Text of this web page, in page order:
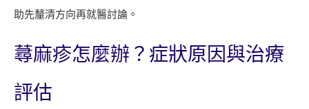
助先釐清方向再就醫討論。
蕁麻疹怎麼辦？症狀原因與治療
評估